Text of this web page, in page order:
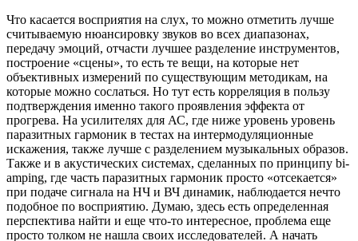
Что касается восприятия на слух, то можно отметить лучше
считываемую нюансировку звуков во всех диапазонах,
передачу эмоций, отчасти лучшее разделение инструментов,
построение «сцены», то есть те вещи, на которые нет
объективных измерений по существующим методикам, на
которые можно сослаться. Но тут есть корреляция в пользу
подтверждения именно такого проявления эффекта от
прогрева. На усилителях для АС, где ниже уровень уровень
паразитных гармоник в тестах на интермодуляционные
искажения, также лучше с разделением музыкальных образов.
Также и в акустических системах, сделанных по принципу bi-
amping, где часть паразитных гармоник просто «отсекается»
при подаче сигнала на НЧ и ВЧ динамик, наблюдается нечто
подобное по восприятию. Думаю, здесь есть определенная
перспектива найти и еще что-то интересное, проблема еще
просто толком не нашла своих исследователей. А начать